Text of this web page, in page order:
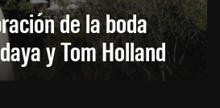
de la boda
y Tom Holland